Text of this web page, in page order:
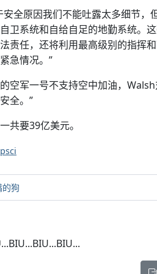
安全原因我们不能吐露太多细节
卫系统和自给自足的地勤系统。
责任，还将利用最高级别的指挥
急情况。”
空军一号不支持空中加油，
全。”
共要39亿美元。
狗